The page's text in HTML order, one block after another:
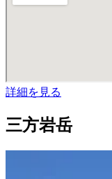
詳細を見る
三方岩岳